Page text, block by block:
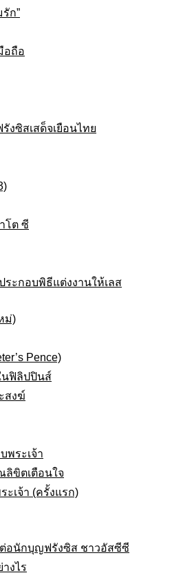
ก”
อถือ
งซิสเสด็จเยือนไทย
โต ซี
ะกอบพิธีแต่งงานให้เลส
ม่)
Pence)
นฟิลิปปินส์
สงฆ์
พระเจ้า
ลิขิตเตือนใจ
ะเจ้า (ครั้งแรก)
ต่อนักบุญฟรังซิส ชาวอัสซีซี
งไร